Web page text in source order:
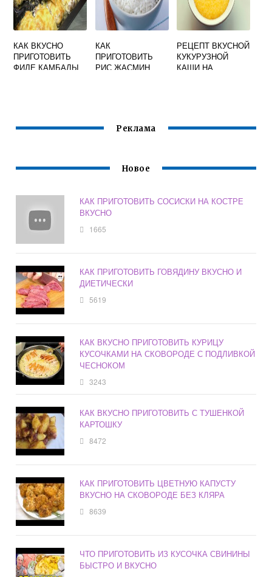
КАК ВКУСНО
ПРИГОТОВИТЬ
ФИЛЕ КАМБАЛЫ
КАК
ПРИГОТОВИТЬ
РИС ЖАСМИН
РЕЦЕПТ ВКУСНОЙ
КУКУРУЗНОЙ
КАШИ НА
Реклама
Новое
КАК ПРИГОТОВИТЬ СОСИСКИ НА КОСТРЕ
ВКУСНО
1665
КАК ПРИГОТОВИТЬ ГОВЯДИНУ ВКУСНО И
ДИЕТИЧЕСКИ
5619
КАК ВКУСНО ПРИГОТОВИТЬ КУРИЦУ
КУСОЧКАМИ НА СКОВОРОДЕ С ПОДЛИВКОЙ
ЧЕСНОКОМ
3243
КАК ВКУСНО ПРИГОТОВИТЬ С ТУШЕНКОЙ
КАРТОШКУ
8472
КАК ПРИГОТОВИТЬ ЦВЕТНУЮ КАПУСТУ
ВКУСНО НА СКОВОРОДЕ БЕЗ КЛЯРА
8639
ЧТО ПРИГОТОВИТЬ ИЗ КУСОЧКА СВИНИНЫ
БЫСТРО И ВКУСНО